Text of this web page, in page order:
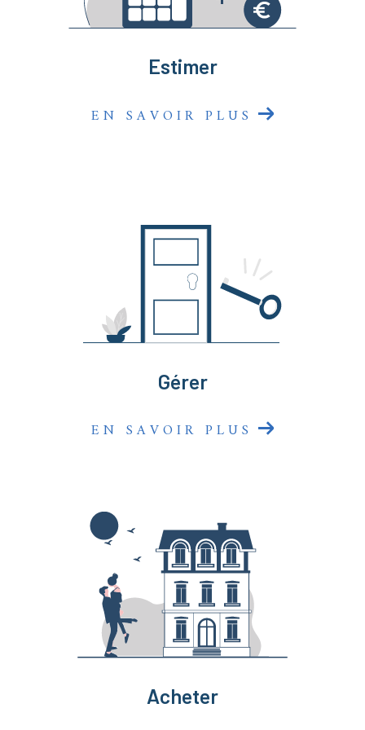
sommes là pour faire de votre projet une réussite
Estimer
EN SAVOIR PLUS
Gérer
EN SAVOIR PLUS
Acheter